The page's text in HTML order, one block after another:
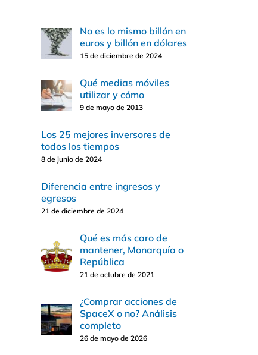
No es lo mismo billón en
euros y billón en dólares
15 de diciembre de 2024
Qué medias móviles
utilizar y cómo
9 de mayo de 2013
Los 25 mejores inversores de
todos los tiempos
8 de junio de 2024
Diferencia entre ingresos y
egresos
21 de diciembre de 2024
Qué es más caro de
mantener, Monarquía o
República
21 de octubre de 2021
¿Comprar acciones de
SpaceX o no? Análisis
completo
26 de mayo de 2026